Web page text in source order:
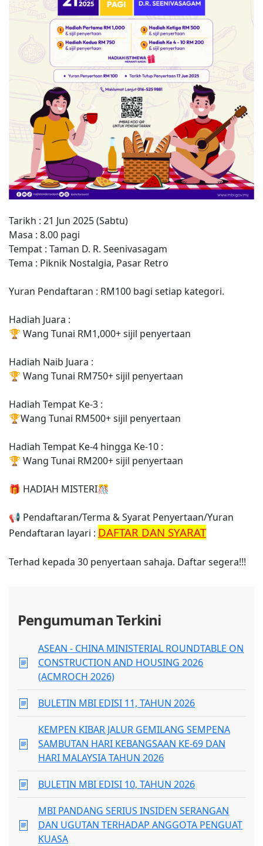
Tarikh : 21 Jun 2025 (Sabtu)
Masa : 8.00 pagi
Tempat : Taman D. R. Seenivasagam
Tema : Piknik Nostalgia, Pasar Retro
Yuran Pendaftaran : RM100 bagi setiap kategori.
Hadiah Juara :
🏆 Wang Tunai RM1,000+ sijil penyertaan
Hadiah Naib Juara :
🏆 Wang Tunai RM750+ sijil penyertaan
Hadiah Tempat Ke-3 :
🏆Wang Tunai RM500+ sijil penyertaan
Hadiah Tempat Ke-4 hingga Ke-10 :
🏆 Wang Tunai RM200+ sijil penyertaan
🎁 HADIAH MISTERI🎊
📢 Pendaftaran/Terma & Syarat Penyertaan/Yuran
Pendaftaran layari : DAFTAR DAN SYARAT
Terhad kepada 30 penyertaan sahaja. Daftar segera!!!
Pengumuman Terkini
ASEAN - CHINA MINISTERIAL ROUNDTABLE ON
CONSTRUCTION AND HOUSING 2026
(ACMROCH 2026)
BULETIN MBI EDISI 11, TAHUN 2026
KEMPEN KIBAR JALUR GEMILANG SEMPENA
SAMBUTAN HARI KEBANGSAAN KE-69 DAN
HARI MALAYSIA TAHUN 2026
BULETIN MBI EDISI 10, TAHUN 2026
MBI PANDANG SERIUS INSIDEN SERANGAN
DAN UGUTAN TERHADAP ANGGOTA PENGUAT
KUASA